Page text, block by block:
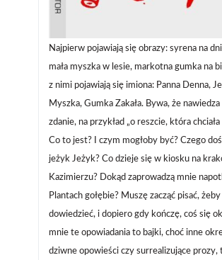
Najpierw pojawiają się obrazy: syrena na
mała myszka w lesie, markotna gumka na
z nimi pojawiają się imiona: Panna Denna,
Myszka, Gumka Zakała. Bywa, że
zdanie, na przykład „o reszcie, która chciała
Co to jest? I czym mogłoby być? Czego
jeżyk Jeżyk? Co dzieje się w kiosku na
Kazimierzu? Dokąd zaprowadzą mnie
Plantach gołębie? Muszę zacząć pisać,
dowiedzieć, i dopiero gdy kończę, coś się
mnie te opowiadania to bajki, choć inne
dziwne opowieści czy surrealizujące prozy,